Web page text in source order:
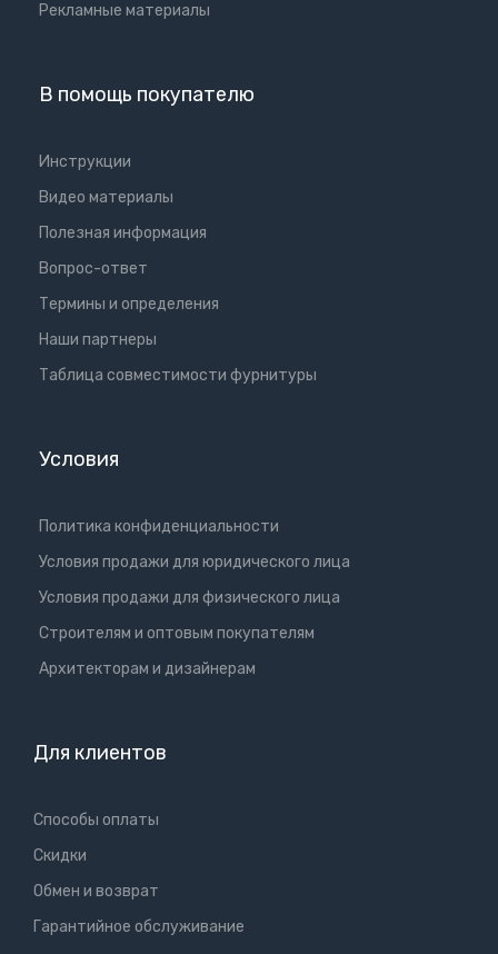
Рекламные материалы
В помощь покупателю
Инструкции
Видео материалы
Полезная информация
Вопрос-ответ
Термины и определения
Наши партнеры
Таблица совместимости фурнитуры
Условия
Политика конфиденциальности
Условия продажи для юридического лица
Условия продажи для физического лица
Cтроителям и оптовым покупателям
Aрхитекторам и дизайнерам
Для клиентов
Способы оплаты
Скидки
Обмен и возврат
Гарантийное обслуживание